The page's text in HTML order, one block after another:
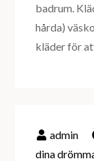
badrum.
hårda)
kläder för
dina